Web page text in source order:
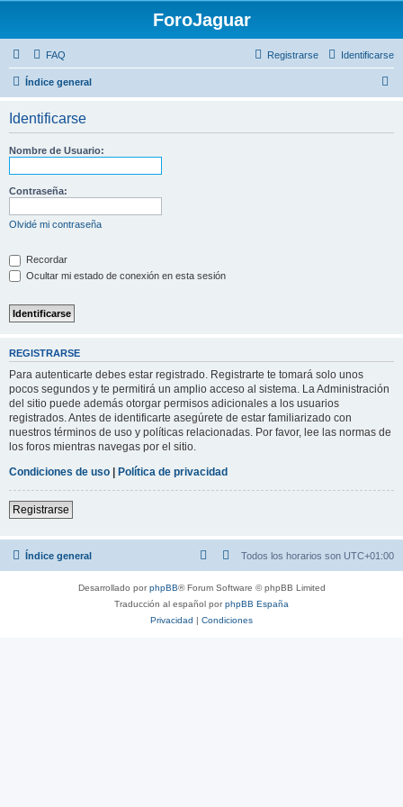
ForoJaguar
FAQ Identificarse
Registrarse
Índice general
Identificarse
Nombre de Usuario:
Contraseña:
Olvidé mi contraseña
Recordar
Ocultar mi estado de conexión en esta sesión
REGISTRARSE
Para autenticarte debes estar registrado. Registrarte te tomará solo unos
pocos segundos y te permitirá un amplio acceso al sistema. La Administración
del sitio puede además otorgar permisos adicionales a los usuarios
registrados. Antes de identificarte asegúrete de estar familiarizado con
nuestros términos de uso y políticas relacionadas. Por favor, lee las normas de
los foros mientras navegas por el sitio.
Condiciones de uso | Política de privacidad
Registrarse
Índice general Todos los horarios son UTC+01:00
Desarrollado porphpBB® Forum Software © phpBB Limited
Traducción al español porphpBB España
Privacidad | Condiciones